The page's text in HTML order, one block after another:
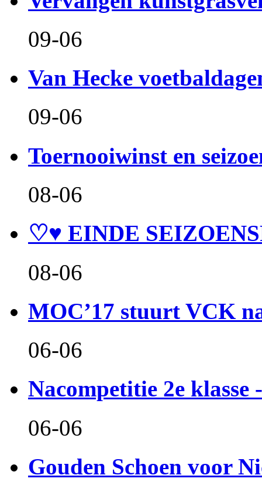
09-06
Van Hecke
09-06
Toernooiwinst en
08-06
♡♥ EINDE
08-06
MOC’17 stuurt VCK
06-06
Nacompetitie 2e klasse
06-06
Gouden Schoen voor